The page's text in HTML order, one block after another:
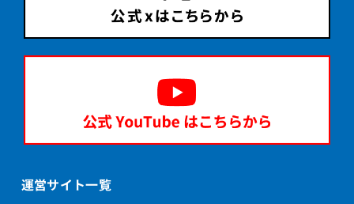
運営サイト一覧